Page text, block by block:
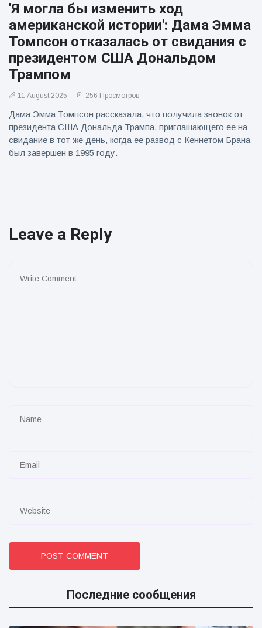
'Я могла бы изменить ход
американской истории': Дама Эмма
Томпсон отказалась от свидания с
президентом США Дональдом
Трампом
11 August 2025 256 Просмотров
Дама Эмма Томпсон рассказала, что получила звонок от
президента США Дональда Трампа, приглашающего ее на
свидание в тот же день, когда ее развод с Кеннетом Брана
был завершен в 1995 году.
Leave a Reply
POST COMMENT
Последние сообщения